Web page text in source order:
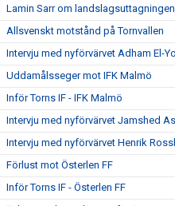
Lamin Sarr om
Allsvenskt motstånd på Tornvallen
Intervju med nyförvärvet Adham El-
Uddamålsseger mot IFK Malmö
Inför Torns IF - IFK Malmö
Intervju med nyförvärvet Jamshed
Intervju med nyförvärvet Henrik
Förlust mot Österlen FF
Inför Torns IF - Österlen FF